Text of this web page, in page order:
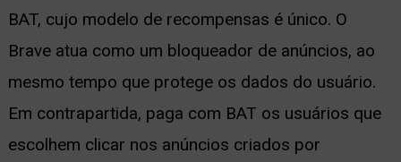
BAT, cujo modelo de recompensas é único. O
Brave atua como um bloqueador de anúncios, ao
mesmo tempo que protege os dados do usuário.
Em contrapartida, paga com BAT os usuários que
escolhem clicar nos anúncios criados por